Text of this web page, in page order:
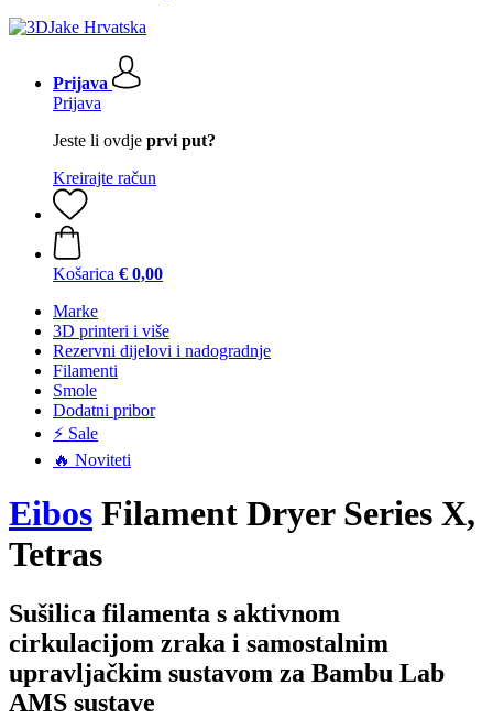
Prijava
Prijava
Jeste li ovdje prvi put?
Kreirajte račun
Košarica € 0,00
Marke
3D printeri i više
Rezervni dijelovi i nadogradnje
Filamenti
Smole
Dodatni pribor
⚡ Sale
🔥 Noviteti
Eibos Filament Dryer Series X,
Tetras
Sušilica filamenta s aktivnom
cirkulacijom zraka i samostalnim
upravljačkim sustavom za Bambu Lab
AMS sustave